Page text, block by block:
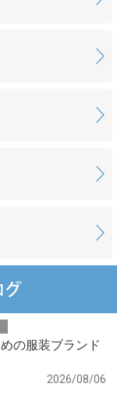
の服装ブランド
2026/08/06